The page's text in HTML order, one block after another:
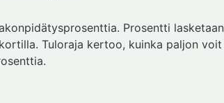
Prosentti
Tuloraja kertoo, kuinka paljon